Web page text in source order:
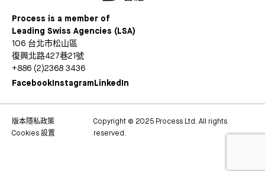
Process is a member of
Leading Swiss Agencies (LSA)
106 台北市松山區
復興北路427巷21號
+886 (2)2368 3436
Facebook Instagram LinkedIn
版本隱私政策
Cookies 設置
Copyright © 2025 Process Ltd. All rights
reserved.